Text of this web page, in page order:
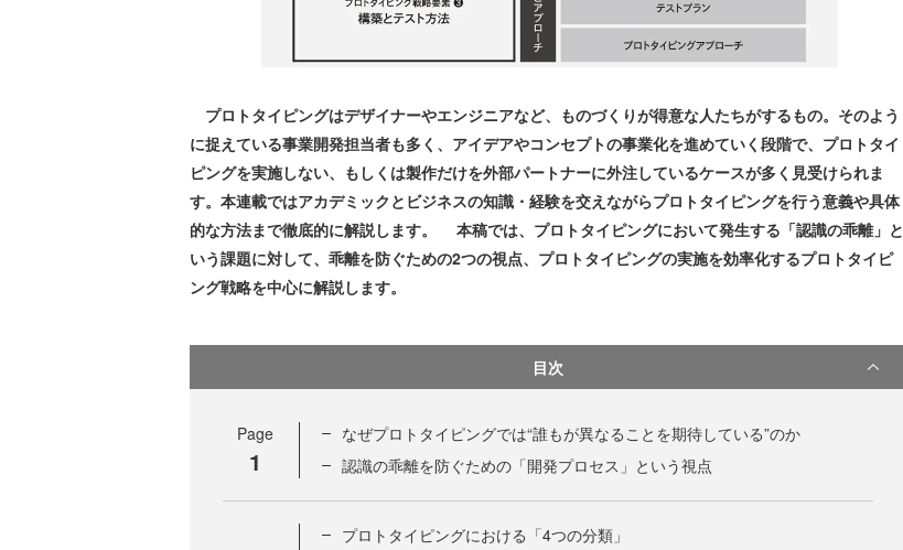
プロトタイピングはデザイナーやエンジニアなど、ものづくりが得意な人たちがするもの。そのよう
に捉えている事業開発担当者も多く、アイデアやコンセプトの事業化を進めていく段階で、プロトタイ
ピングを実施しない、もしくは製作だけを外部パートナーに外注しているケースが多く見受けられま
す。本連載ではアカデミックとビジネスの知識・経験を交えながらプロトタイピングを行う意義や具体
的な方法まで徹底的に解説します。 本稿では、プロトタイピングにおいて発生する「認識の乖離」と
いう課題に対して、乖離を防ぐための2つの視点、プロトタイピングの実施を効率化するプロトタイピ
ング戦略を中心に解説します。
目次
Page
1
なぜプロトタイピングでは“誰もが異なることを期待している”のか
認識の乖離を防ぐための「開発プロセス」という視点
プロトタイピングにおける「4つの分類」